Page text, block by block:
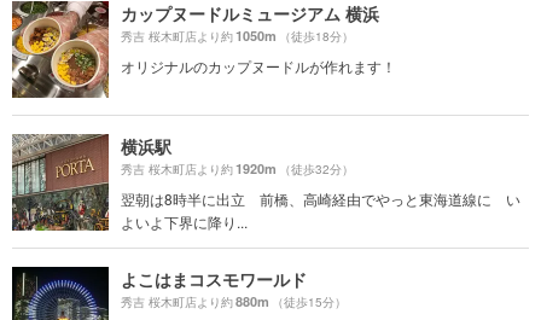
カップヌードルミュージアム 横浜
秀吉 桜木町店より約1050m （徒歩18分）
オリジナルのカップヌードルが作れます！
横浜駅
秀吉 桜木町店より約1920m （徒歩32分）
翌朝は8時半に出立 前橋、高崎経由でやっと東海道線に い
よいよ下界に降り...
よこはまコスモワールド
秀吉 桜木町店より約880m （徒歩15分）